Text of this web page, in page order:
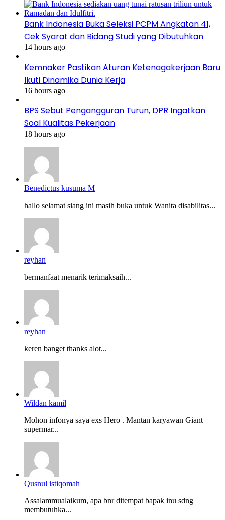
Bank Indonesia Buka Seleksi PCPM Angkatan 41,
Cek Syarat dan Bidang Studi yang Dibutuhkan
14 hours ago
Kemnaker Pastikan Aturan Ketenagakerjaan Baru
Ikuti Dinamika Dunia Kerja
16 hours ago
BPS Sebut Pengangguran Turun, DPR Ingatkan
Soal Kualitas Pekerjaan
18 hours ago
Benedictus kusuma M
hallo selamat siang ini masih buka untuk Wanita disabilitas...
reyhan
bermanfaat menarik terimaksaih...
reyhan
keren banget thanks alot...
Wildan kamil
Mohon infonya saya exs Hero . Mantan karyawan Giant
supermar...
Qusnul istiqomah
Assalammualaikum, apa bnr ditempat bapak inu sdng
membutuhka...